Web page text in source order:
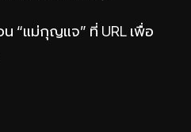
น “แม่กุญแจ” ที่ URL เพื่อ